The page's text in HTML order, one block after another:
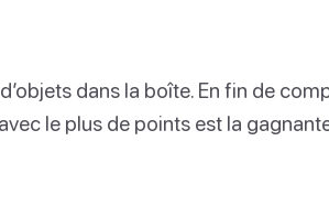
dans la boîte. En fin de
le plus de points est la